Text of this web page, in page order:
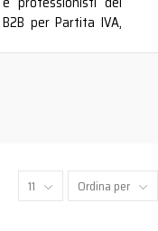
per Partita IVA,
11 Ordina per